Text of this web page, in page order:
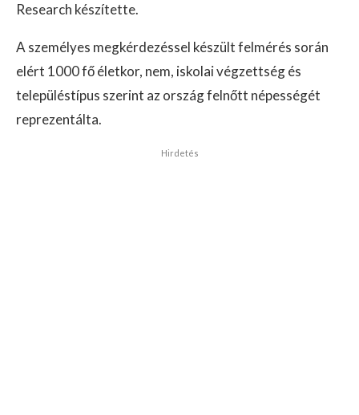
Research készítette.
A személyes megkérdezéssel készült felmérés során
elért 1000 fő életkor, nem, iskolai végzettség és
településtípus szerint az ország felnőtt népességét
reprezentálta.
Hirdetés